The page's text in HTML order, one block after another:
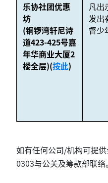
乐协社团优惠
坊
(铜锣湾轩尼诗
道423-425号嘉
年华商业大厦2
楼全层)(按此)
凡出
发出
督少
如有任何公司/机构可提
0303与公关及筹款部联络。